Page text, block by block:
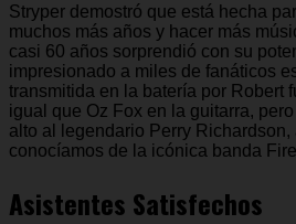
Stryper demostró que está hecha
muchos más años y hacer más
casi 60 años sorprendió con su
impresionado a miles de fanáticos
transmitida en la batería por Robert
igual que Oz Fox en la guitarra,
alto al legendario Perry Richardson,
conocíamos de la icónica banda
Asistentes Satisfechos